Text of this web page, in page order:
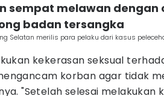
sempat melawan
badan tersangka
Selatan merilis para pelaku dari kasus
kekerasan seksual
korban agar tidak
"Setelah selesai melakukan